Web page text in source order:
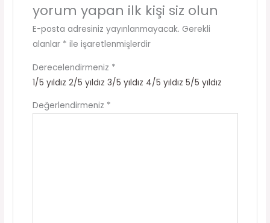
yorum yapan ilk kişi siz olun
E-posta adresiniz yayınlanmayacak. Gerekli
alanlar * ile işaretlenmişlerdir
Derecelendirmeniz *
1/5 yıldız 2/5 yıldız 3/5 yıldız 4/5 yıldız 5/5 yıldız
Değerlendirmeniz *